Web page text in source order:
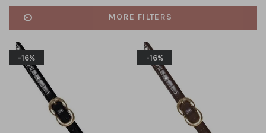
MORE FILTERS
-16% -16%